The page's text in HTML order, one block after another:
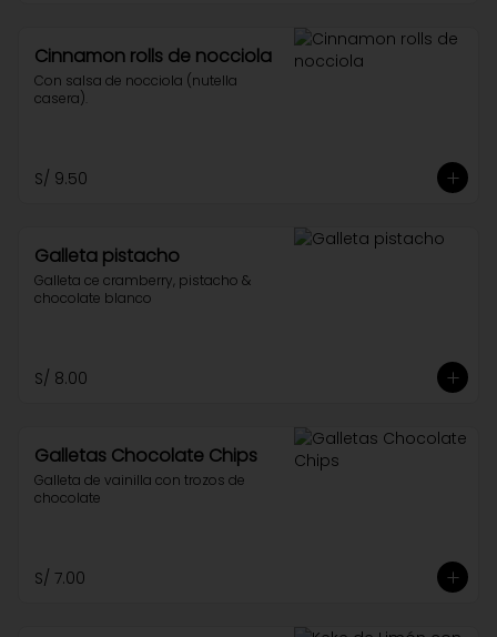
Cinnamon rolls de nocciola
Con salsa de nocciola (nutella
casera).
S/ 9.50
Galleta pistacho
Galleta ce cramberry, pistacho &
chocolate blanco
S/ 8.00
Galletas Chocolate Chips
Galleta de vainilla con trozos de
chocolate
S/ 7.00